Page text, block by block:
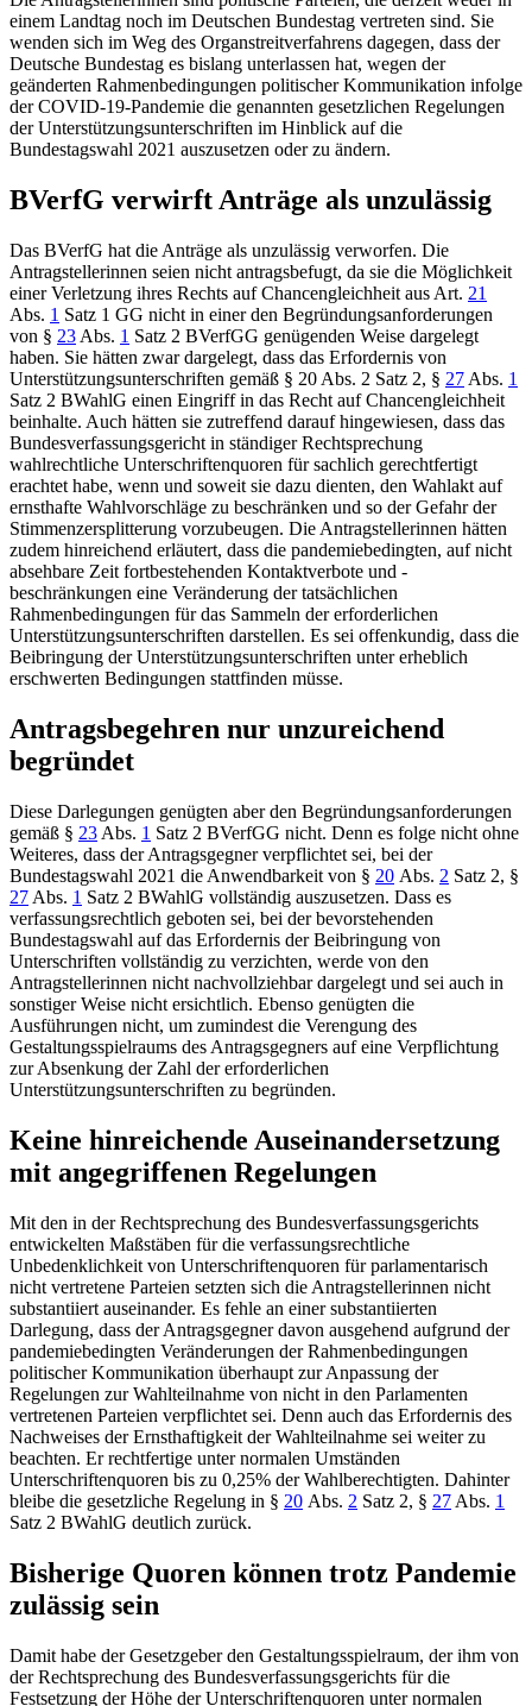
einem Landtag noch im Deutschen Bundestag vertreten sind. Sie
wenden sich im Weg des Organstreitverfahrens dagegen, dass der
Deutsche Bundestag es bislang unterlassen hat, wegen der
geänderten Rahmenbedingungen politischer Kommunikation infolge
der COVID-19-Pandemie die genannten gesetzlichen Regelungen
der Unterstützungsunterschriften im Hinblick auf die
Bundestagswahl 2021 auszusetzen oder zu ändern.
BVerfG verwirft Anträge als unzulässig
Das BVerfG hat die Anträge als unzulässig verworfen. Die
Antragstellerinnen seien nicht antragsbefugt, da sie die Möglichkeit
einer Verletzung ihres Rechts auf Chancengleichheit aus Art. 21
Abs. 1 Satz 1 GG nicht in einer den Begründungsanforderungen
von § 23 Abs. 1 Satz 2 BVerfGG genügenden Weise dargelegt
haben. Sie hätten zwar dargelegt, dass das Erfordernis von
Unterstützungsunterschriften gemäß § 20 Abs. 2 Satz 2, § 27 Abs. 1
Satz 2 BWahlG einen Eingriff in das Recht auf Chancengleichheit
beinhalte. Auch hätten sie zutreffend darauf hingewiesen, dass das
Bundesverfassungsgericht in ständiger Rechtsprechung
wahlrechtliche Unterschriftenquoren für sachlich gerechtfertigt
erachtet habe, wenn und soweit sie dazu dienten, den Wahlakt auf
ernsthafte Wahlvorschläge zu beschränken und so der Gefahr der
Stimmenzersplitterung vorzubeugen. Die Antragstellerinnen hätten
zudem hinreichend erläutert, dass die pandemiebedingten, auf nicht
absehbare Zeit fortbestehenden Kontaktverbote und -
beschränkungen eine Veränderung der tatsächlichen
Rahmenbedingungen für das Sammeln der erforderlichen
Unterstützungsunterschriften darstellen. Es sei offenkundig, dass die
Beibringung der Unterstützungsunterschriften unter erheblich
erschwerten Bedingungen stattfinden müsse.
Antragsbegehren nur unzureichend
begründet
Diese Darlegungen genügten aber den Begründungsanforderungen
gemäß § 23 Abs. 1 Satz 2 BVerfGG nicht. Denn es folge nicht ohne
Weiteres, dass der Antragsgegner verpflichtet sei, bei der
Bundestagswahl 2021 die Anwendbarkeit von § 20 Abs. 2 Satz 2, §
27 Abs. 1 Satz 2 BWahlG vollständig auszusetzen. Dass es
verfassungsrechtlich geboten sei, bei der bevorstehenden
Bundestagswahl auf das Erfordernis der Beibringung von
Unterschriften vollständig zu verzichten, werde von den
Antragstellerinnen nicht nachvollziehbar dargelegt und sei auch in
sonstiger Weise nicht ersichtlich. Ebenso genügten die
Ausführungen nicht, um zumindest die Verengung des
Gestaltungsspielraums des Antragsgegners auf eine Verpflichtung
zur Absenkung der Zahl der erforderlichen
Unterstützungsunterschriften zu begründen.
Keine hinreichende Auseinandersetzung
mit angegriffenen Regelungen
Mit den in der Rechtsprechung des Bundesverfassungsgerichts
entwickelten Maßstäben für die verfassungsrechtliche
Unbedenklichkeit von Unterschriftenquoren für parlamentarisch
nicht vertretene Parteien setzten sich die Antragstellerinnen nicht
substantiiert auseinander. Es fehle an einer substantiierten
Darlegung, dass der Antragsgegner davon ausgehend aufgrund der
pandemiebedingten Veränderungen der Rahmenbedingungen
politischer Kommunikation überhaupt zur Anpassung der
Regelungen zur Wahlteilnahme von nicht in den Parlamenten
vertretenen Parteien verpflichtet sei. Denn auch das Erfordernis des
Nachweises der Ernsthaftigkeit der Wahlteilnahme sei weiter zu
beachten. Er rechtfertige unter normalen Umständen
Unterschriftenquoren bis zu 0,25% der Wahlberechtigten. Dahinter
bleibe die gesetzliche Regelung in § 20 Abs. 2 Satz 2, § 27 Abs. 1
Satz 2 BWahlG deutlich zurück.
Bisherige Quoren können trotz Pandemie
zulässig sein
Damit habe der Gesetzgeber den Gestaltungsspielraum, der ihm von
der Rechtsprechung des Bundesverfassungsgerichts für die
Festsetzung der Höhe der Unterschriftenquoren unter normalen